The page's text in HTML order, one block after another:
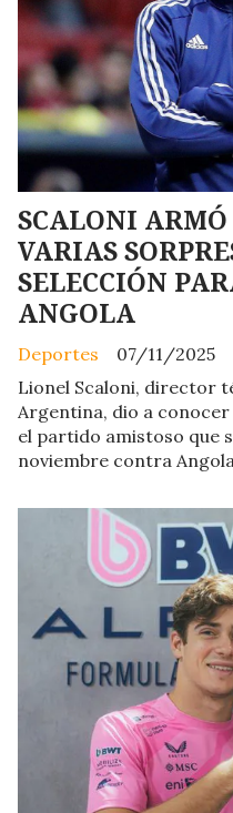
SCALONI
VARIAS
SELECCIÓN
ANGOLA
Deportes
07/11/2025
Lionel Scaloni, director
Argentina, dio a
el partido amistoso que
noviembre contra